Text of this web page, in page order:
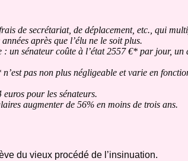
de secrétariat, de déplacement, etc., qui
après que l’élu ne le soit plus.
un sénateur coûte à l’état 2557 €* par jour,
pas non plus négligeable et varie en
pour les sénateurs.
augmenter de 56% en moins de trois ans.
du vieux procédé de l’insinuation.